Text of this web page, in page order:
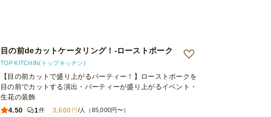
目の前deカットケータリング！-ローストポーク
TOP KITCHIN(トップキッチン)
【目の前カットで盛り上がるパーティー！】ローストポークを
目の前でカットする演出・パーティーが盛り上がるイベント・
生花の装飾
4.50
1件 3,600 円 /人（85,000円〜）